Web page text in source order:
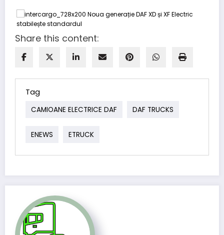
Share this content:
Tag
CAMIOANE ELECTRICE DAF DAF TRUCKS
ENEWS ETRUCK